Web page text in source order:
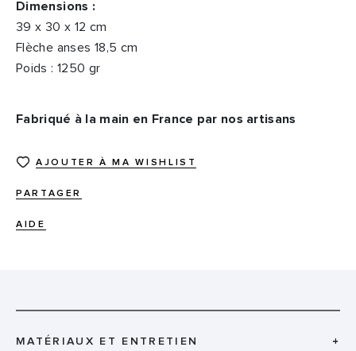
Dimensions :
39 x 30 x 12 cm
Flèche anses 18,5 cm
Poids : 1250 gr
Fabriqué à la main en France par nos artisans
AJOUTER À MA WISHLIST
PARTAGER
AIDE
MATÉRIAUX ET ENTRETIEN +